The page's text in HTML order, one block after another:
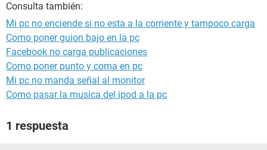
Configuración:Windows / Chrome 86.0.4240.111
Consulta también:
Mi pc no enciende si no esta a la corriente y tampoco carga
Como poner guion bajo en la pc
Facebook no carga publicaciones
Como poner punto y coma en pc
Mi pc no manda señal al monitor
Como pasar la musica del ipod a la pc
1 respuesta